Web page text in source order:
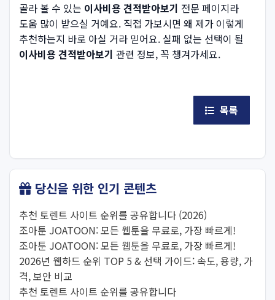
골라 볼 수 있는 이사비용 견적받아보기 전문 페이지라
도움 많이 받으실 거예요. 직접 가보시면 왜 제가 이렇게
추천하는지 바로 아실 거라 믿어요. 실패 없는 선택이 될
이사비용 견적받아보기 관련 정보, 꼭 챙겨가세요.
목록
당신을 위한 인기 콘텐츠
추천 토렌트 사이트 순위를 공유합니다 (2026)
조아툰 JOATOON: 모든 웹툰을 무료로, 가장 빠르게!
조아툰 JOATOON: 모든 웹툰을 무료로, 가장 빠르게!
2026년 웹하드 순위 TOP 5 & 선택 가이드: 속도, 용량, 가
격, 보안 비교
추천 토렌트 사이트 순위를 공유합니다